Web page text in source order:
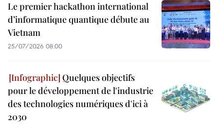
Le premier hackathon international
d’informatique quantique débute au
Vietnam
25/07/2026 08:00
Quelques objectifs
pour le développement de l'industrie
des technologies numériques d'ici à
2030